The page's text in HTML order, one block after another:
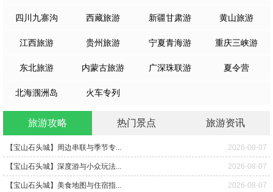
四川九寨沟 西藏旅游 新疆甘肃游 黄山旅游
江西旅游 贵州旅游 宁夏青海游 重庆三峡游
东北旅游 内蒙古旅游 广深珠联游 夏令营
北海涠洲岛 火车专列
旅游攻略 热门景点 旅游资讯
【宝山石头城】周边串联与季节专... 2026-08-07
【宝山石头城】深度游与小众玩法... 2026-08-07
【宝山石头城】美食地图与住宿指... 2026-08-07